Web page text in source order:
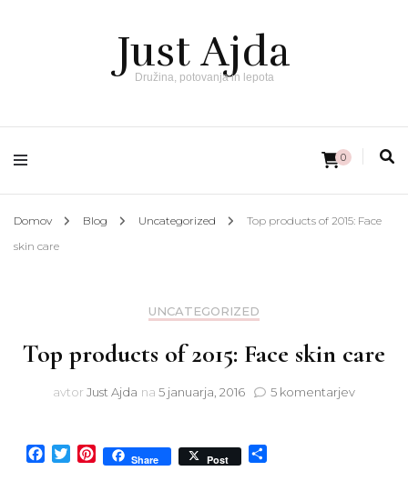
Just Ajda
Družina, potovanja in lepota
0
Domov Blog Uncategorized
Top products of 2015: Face
skin care
UNCATEGORIZED
Top products of 2015: Face skin care
avtor Just Ajda na 5 januarja, 2016 5 komentarjevna
Facebook
TwitterPinterest
Share Post